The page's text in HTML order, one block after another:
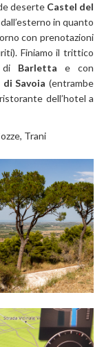
deserte Castel del
in quanto
con prenotazioni
Finiamo il trittico
di Barletta e con
Savoia (entrambe
dell’hotel a
Trani